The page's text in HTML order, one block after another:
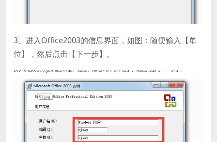
3、进入Office2003的信息界面，如图：随便输入【单
位】，然后点击【下一步】。